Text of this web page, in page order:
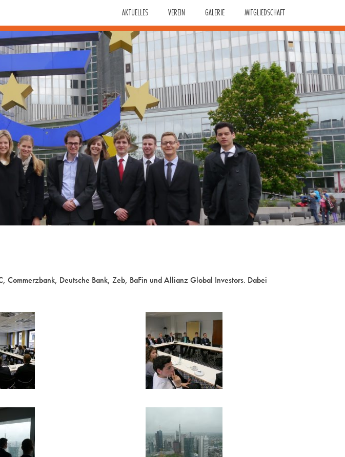
AKTUELLES VEREIN GALERIE MITGLIEDSCHAFT
Deutsche Bank, Zeb, BaFin und Allianz Global Investors. Dabei